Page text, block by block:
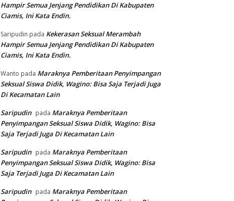
Hampir Semua Jenjang Pendidikan Di Kabupaten
Ciamis, Ini Kata Endin.
Saripudin pada Kekerasan Seksual Merambah
Hampir Semua Jenjang Pendidikan Di Kabupaten
Ciamis, Ini Kata Endin.
Wanto pada Maraknya Pemberitaan Penyimpangan
Seksual Siswa Didik, Wagino: Bisa Saja Terjadi Juga
Di Kecamatan Lain
Saripudin pada Maraknya Pemberitaan
Penyimpangan Seksual Siswa Didik, Wagino: Bisa
Saja Terjadi Juga Di Kecamatan Lain
Saripudin pada Maraknya Pemberitaan
Penyimpangan Seksual Siswa Didik, Wagino: Bisa
Saja Terjadi Juga Di Kecamatan Lain
Saripudin pada Maraknya Pemberitaan